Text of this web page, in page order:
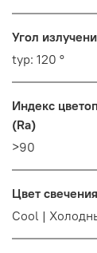
Угол
typ: 120 °
Индекс
(Ra)
>90
Цвет свечения
Cool |